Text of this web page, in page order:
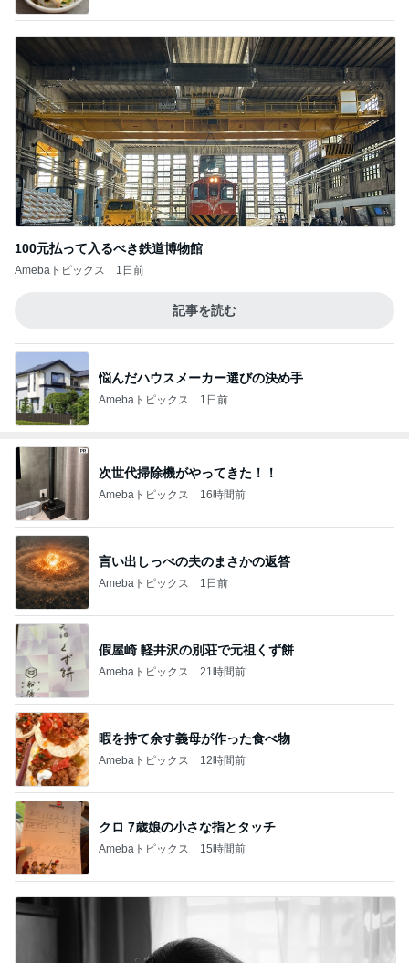
100元払って入るべき鉄道博物館
Amebaトピックス 1日前
記事を読む
悩んだハウスメーカー選びの決め手
Amebaトピックス 1日前
次世代掃除機がやってきた！！
Amebaトピックス 16時間前
言い出しっぺの夫のまさかの返答
Amebaトピックス 1日前
假屋崎 軽井沢の別荘で元祖くず餅
Amebaトピックス 21時間前
暇を持て余す義母が作った食べ物
Amebaトピックス 12時間前
クロ 7歳娘の小さな指とタッチ
Amebaトピックス 15時間前